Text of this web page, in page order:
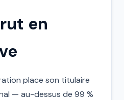
en
place son titulaire
— au-dessus de 99 %